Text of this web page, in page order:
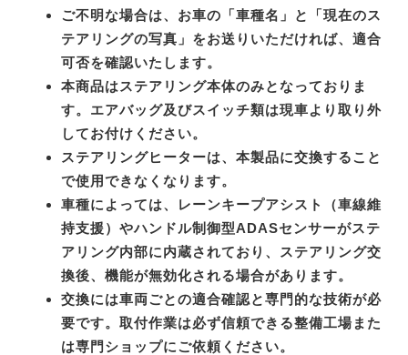
ご不明な場合は、お車の「車種名」と「現在のス
テアリングの写真」をお送りいただければ、適合
可否を確認いたします。
本商品はステアリング本体のみとなっておりま
す。エアバッグ及びスイッチ類は現車より取り外
してお付けください。
ステアリングヒーターは、本製品に交換すること
で使用できなくなります。
車種によっては、レーンキープアシスト（車線維
持支援）やハンドル制御型ADASセンサーがステ
アリング内部に内蔵されており、ステアリング交
換後、機能が無効化される場合があります。
交換には車両ごとの適合確認と専門的な技術が必
要です。取付作業は必ず信頼できる整備工場また
は専門ショップにご依頼ください。